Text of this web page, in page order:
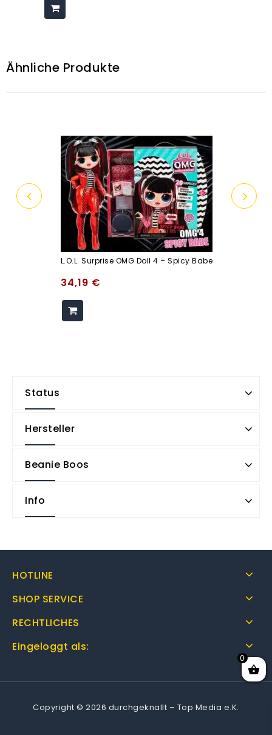
Ähnliche Produkte
L.O.L. Surprise OMG Doll 4 – Spicy Babe
34,19 €
Status
Hersteller
Beanie Boos
Info
HOTLINE
SHOP SERVICE
RECHTLICHES
Eingeloggt als:
Copyright © 2026 durchgeknallt – Top Media e.K.
0